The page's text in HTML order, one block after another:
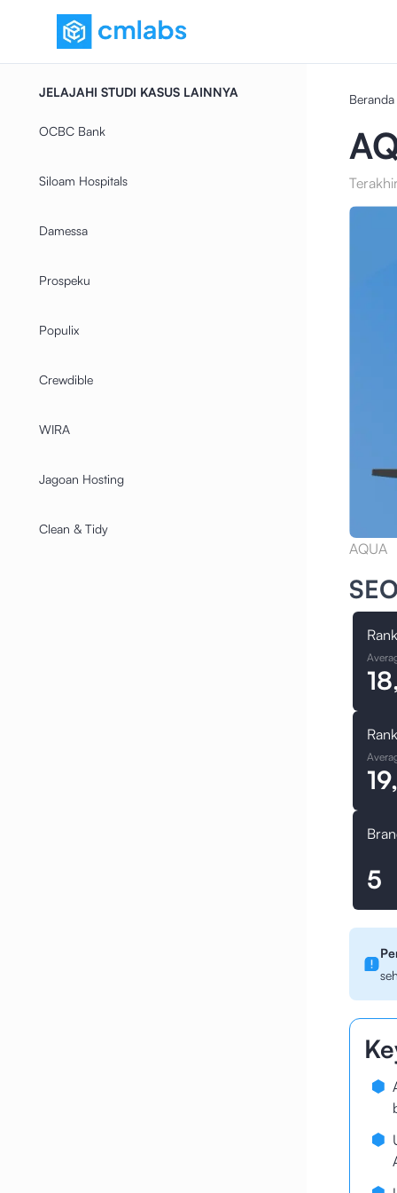
JELAJAHI STUDI KASUS LAINNYA
OCBC Bank
Siloam Hospitals
Damessa
Prospeku
Populix
Crewdible
WIRA
Jagoan Hosting
Clean & Tidy
Beranda
AQUA
5